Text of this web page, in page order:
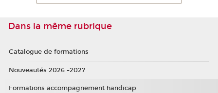
Dans la même rubrique
Catalogue de formations
Nouveautés 2026 -2027
Formations accompagnement handicap